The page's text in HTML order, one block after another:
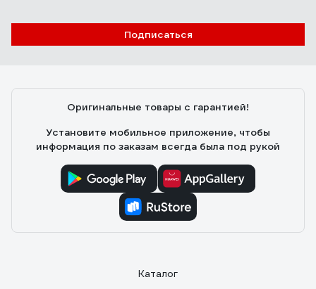
Подписаться
Оригинальные товары с гарантией!
Установите мобильное приложение, чтобы
информация по заказам всегда была под рукой
Каталог